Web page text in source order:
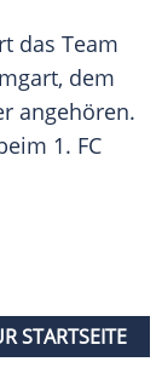
das Team
, dem
angehören.
1. FC
STARTSEITE